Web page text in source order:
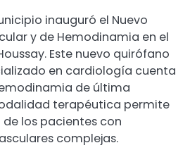
inauguró el Nuevo
y de Hemodinamia en el
Este nuevo quirófano
en cardiología cuenta
de última
terapéutica permite
los pacientes con
complejas.